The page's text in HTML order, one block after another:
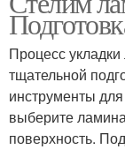
Процесс
тщательной
инструменты
выберите
поверхность.